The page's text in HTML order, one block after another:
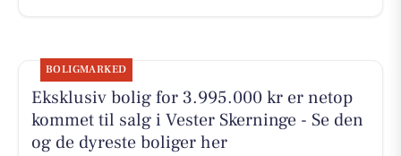
BOLIGMARKED
Eksklusiv bolig for 3.995.000 kr er netop
kommet til salg i Vester Skerninge - Se den
og de dyreste boliger her